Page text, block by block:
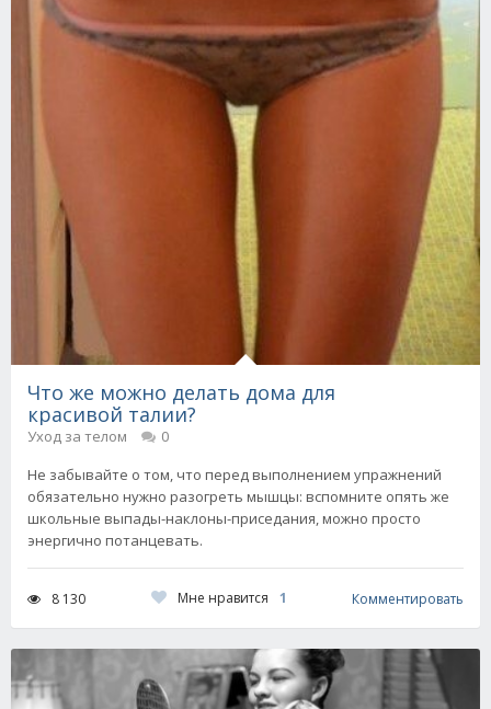
Что же можно делать дома для
красивой талии?
Уход за телом
0
Не забывайте о том, что перед выполнением упражнений
обязательно нужно разогреть мышцы: вспомните опять же
школьные выпады-наклоны-приседания, можно просто
энергично потанцевать.
8 130 Мне нравится 1 Комментировать